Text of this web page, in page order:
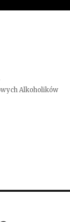
Alkoholików